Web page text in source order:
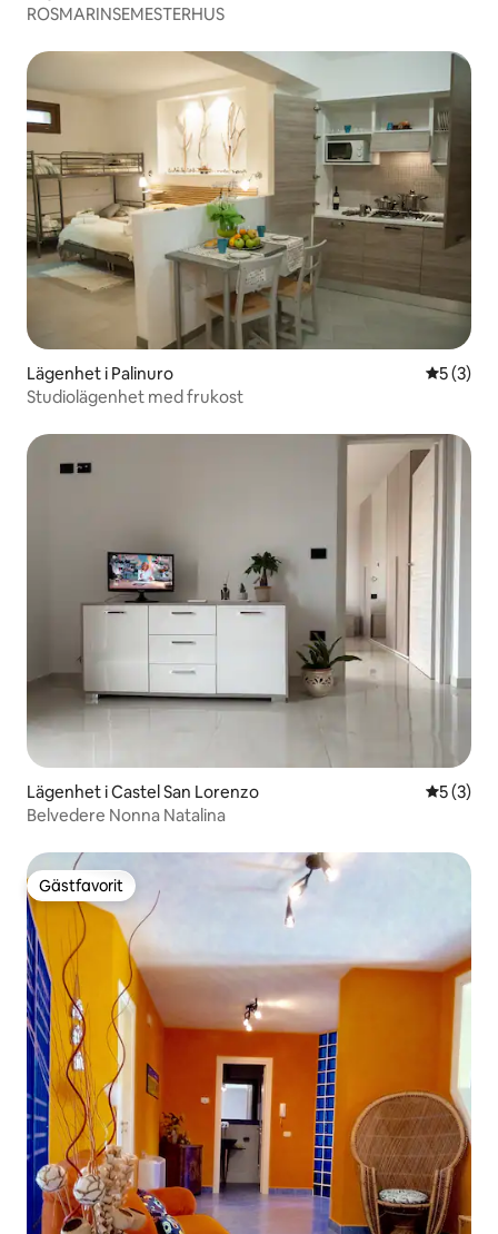
ROSMARINSEMESTERHUS
Lägenhet i Palinuro 5 av 5 i
5 (3)
Studiolägenhet med frukost
Lägenhet i Castel San Lorenzo 5 av 5 i
5 (3)
Belvedere Nonna Natalina
Gästfavorit
Gästfavorit